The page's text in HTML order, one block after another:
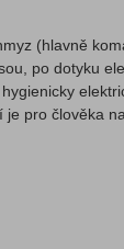
(hlavně
po dotyku
pro člověka